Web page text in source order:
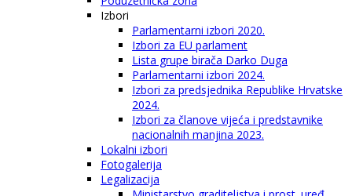
Izbori
Parlamentarni izbori 2020.
Izbori za EU parlament
Lista grupe birača Darko Duga
Parlamentarni izbori 2024.
Izbori za predsjednika Republike Hrvatske
2024.
Izbori za članove vijeća i predstavnike
nacionalnih manjina 2023.
Lokalni izbori
Fotogalerija
Legalizacija